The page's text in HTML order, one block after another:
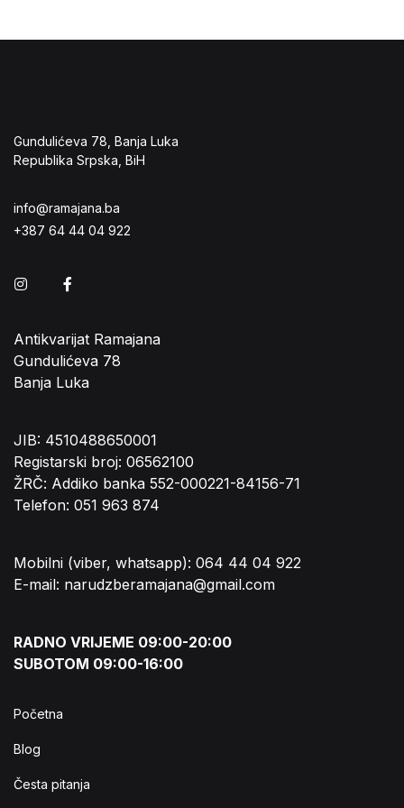
Gundulićeva 78, Banja Luka
Republika Srpska, BiH
info@ramajana.ba
+387 64 44 04 922
Instagram
Antikvarijat Ramajana
Gundulićeva 78
Banja Luka
JIB: 4510488650001
Registarski broj: 06562100
ŽRČ: Addiko banka 552-000221-84156-71
Telefon: 051 963 874
Mobilni (viber, whatsapp): 064 44 04 922
E-mail: narudzberamajana@gmail.com
RADNO VRIJEME 09:00-20:00
SUBOTOM 09:00-16:00
Početna
Blog
Česta pitanja